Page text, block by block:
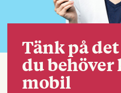
Tänk på
du behöver
mobil